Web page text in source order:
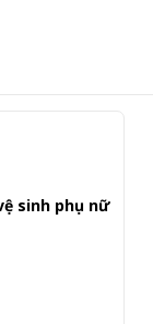
sinh phụ nữ